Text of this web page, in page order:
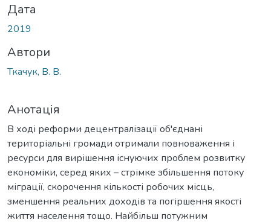
Дата
2019
Автори
Ткачук, В. В.
Анотація
В ході реформи децентралізації об'єднані
територіальні громади отримали повноваження і
ресурси для вирішення існуючих проблем розвитку
економіки, серед яких – стрімке збільшення потоку
міграції, скорочення кількості робочих місць,
зменшення реальних доходів та погіршення якості
життя населення тощо. Найбільш потужним